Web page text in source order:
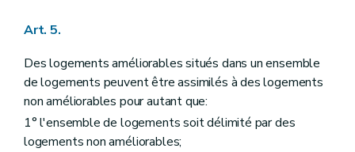
Art. 5.
Des logements améliorables situés dans un ensemble
de logements peuvent être assimilés à des logements
non améliorables pour autant que:
1° l'ensemble de logements soit délimité par des
logements non améliorables;